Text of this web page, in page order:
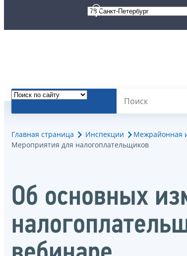
Главная страница Инспекции
Межрайонная
Мероприятия для налогоплательщиков
Об основных